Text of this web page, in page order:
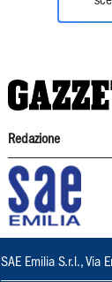
Redazione
SAE Emilia S.r.l.,